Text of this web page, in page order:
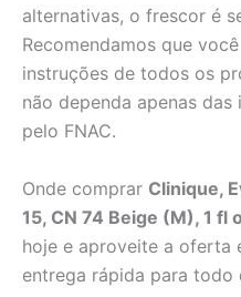
alternativas, o frescor é
Recomendamos que
instruções de todos os
não dependa apenas
pelo FNAC.
Onde comprar Clinique,
15, CN 74 Beige (M), 1 fl
hoje e aproveite a oferta
entrega rápida para todo